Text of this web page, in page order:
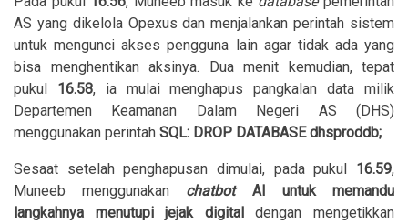
AS yang dikelola Opexus dan menjalankan perintah sistem
untuk mengunci akses pengguna lain agar tidak ada yang
bisa menghentikan aksinya. Dua menit kemudian, tepat
pukul 16.58, ia mulai menghapus pangkalan data milik
Departemen Keamanan Dalam Negeri AS (DHS)
menggunakan perintah SQL: DROP DATABASE dhsproddb;
Sesaat setelah penghapusan dimulai, pada pukul 16.59,
Muneeb menggunakan chatbot AI untuk memandu
langkahnya menutupi jejak digitaldengan mengetikkan